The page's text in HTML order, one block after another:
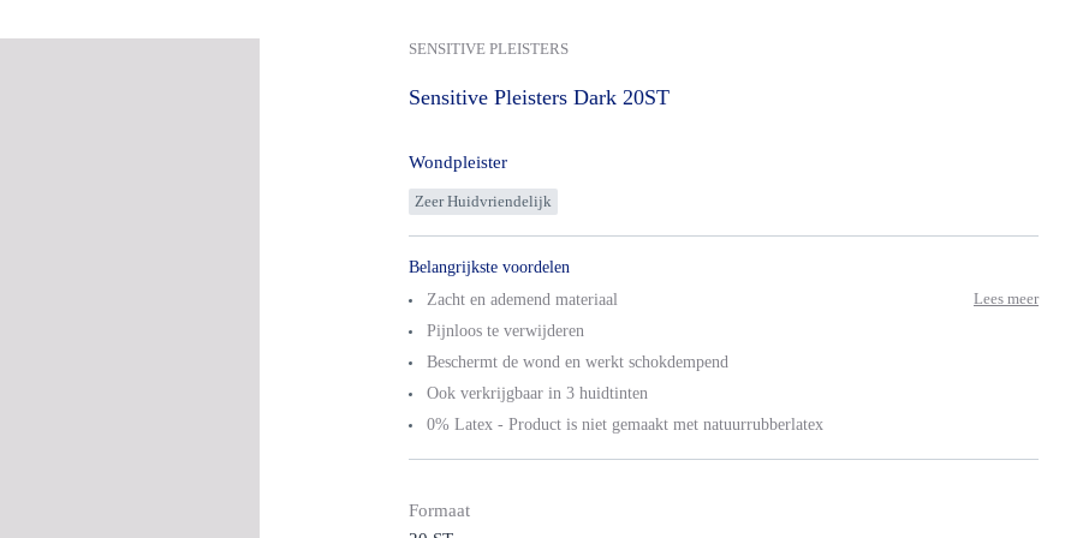
SENSITIVE PLEISTERS
Sensitive Pleisters Dark 20ST
Wondpleister
Zeer Huidvriendelijk
Belangrijkste voordelen
Zacht en ademend materiaal
Pijnloos te verwijderen
Beschermt de wond en werkt schokdempend
Ook verkrijgbaar in 3 huidtinten
0% Latex - Product is niet gemaakt met natuurrubberlatex
Lees meer
Formaat